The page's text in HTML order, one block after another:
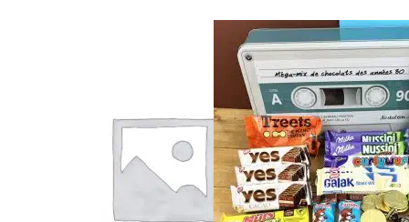
était :
19,90€.
est :
17,90€.